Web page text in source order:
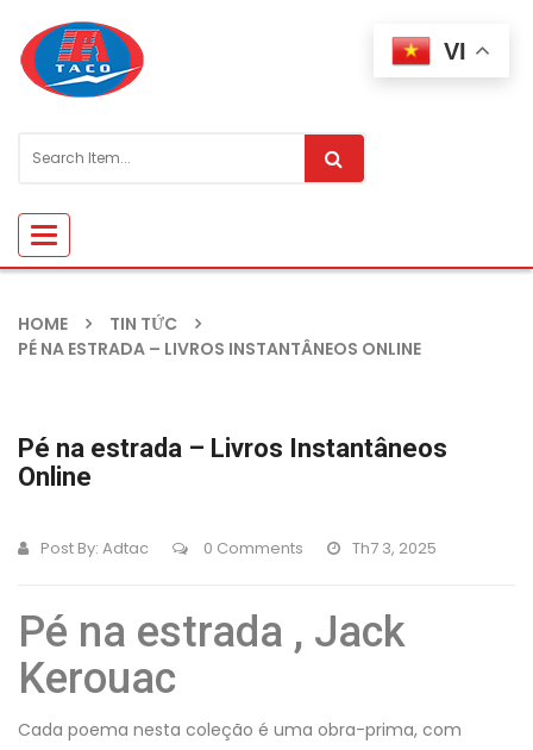
Toggle
navigation
HOME
TIN TỨC
PÉ NA ESTRADA – LIVROS INSTANTÂNEOS ONLINE
Pé na estrada – Livros Instantâneos
Online
Post By: Adtac 0 Comments Th7 3, 2025
Pé na estrada , Jack
Kerouac
Cada poema nesta coleção é uma obra-prima, com
VI